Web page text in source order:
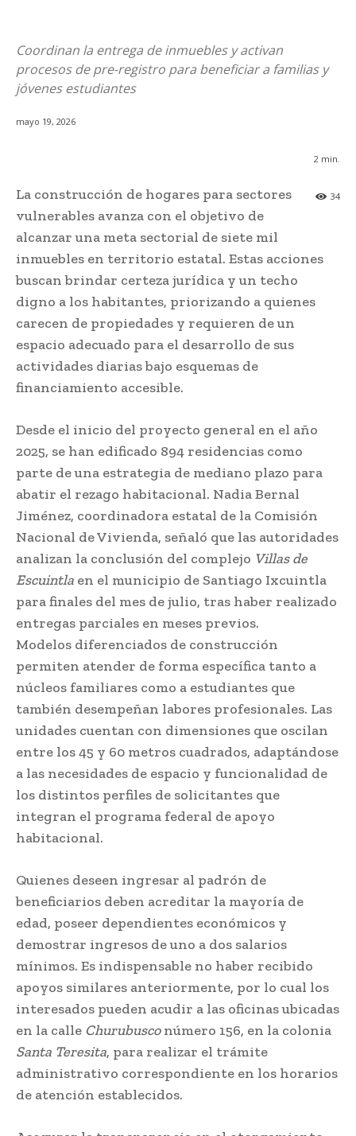
Coordinan la entrega de inmuebles y activan
procesos de pre-registro para beneficiar a familias y
jóvenes estudiantes
mayo 19, 2026
2 min.
34
La construcción de hogares para sectores
vulnerables avanza con el objetivo de
alcanzar una meta sectorial de siete mil
inmuebles en territorio estatal. Estas acciones
buscan brindar certeza jurídica y un techo
digno a los habitantes, priorizando a quienes
carecen de propiedades y requieren de un
espacio adecuado para el desarrollo de sus
actividades diarias bajo esquemas de
financiamiento accesible.
Desde el inicio del proyecto general en el año
2025, se han edificado 894 residencias como
parte de una estrategia de mediano plazo para
abatir el rezago habitacional. Nadia Bernal
Jiménez, coordinadora estatal de la Comisión
Nacional de Vivienda, señaló que las autoridades
analizan la conclusión del complejo Villas de
Escuintla en el municipio de Santiago Ixcuintla
para finales del mes de julio, tras haber realizado
entregas parciales en meses previos.
Modelos diferenciados de construcción
permiten atender de forma específica tanto a
núcleos familiares como a estudiantes que
también desempeñan labores profesionales. Las
unidades cuentan con dimensiones que oscilan
entre los 45 y 60 metros cuadrados, adaptándose
a las necesidades de espacio y funcionalidad de
los distintos perfiles de solicitantes que
integran el programa federal de apoyo
habitacional.
Quienes deseen ingresar al padrón de
beneficiarios deben acreditar la mayoría de
edad, poseer dependientes económicos y
demostrar ingresos de uno a dos salarios
mínimos. Es indispensable no haber recibido
apoyos similares anteriormente, por lo cual los
interesados pueden acudir a las oficinas ubicadas
en la calle Churubusconúmero 156, en la colonia
Santa Teresita, para realizar el trámite
administrativo correspondiente en los horarios
de atención establecidos.